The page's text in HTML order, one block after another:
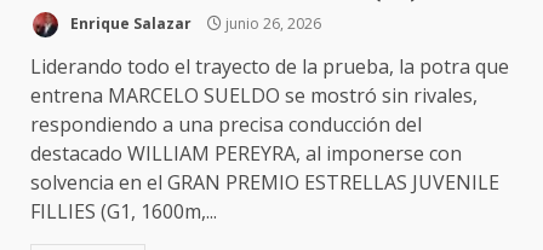
Enrique Salazar junio 26, 2026
Liderando todo el trayecto de la prueba, la potra que
entrena MARCELO SUELDO se mostró sin rivales,
respondiendo a una precisa conducción del
destacado WILLIAM PEREYRA, al imponerse con
solvencia en el GRAN PREMIO ESTRELLAS JUVENILE
FILLIES (G1, 1600m,...